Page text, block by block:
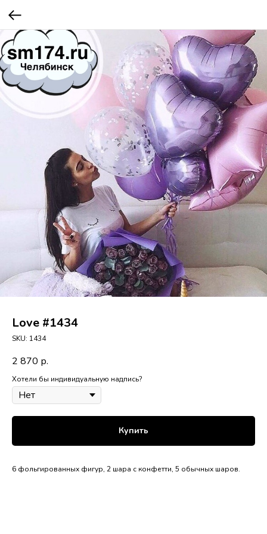
Love #1434
SKU: 1434
2 870 р.
Хотели бы индивидуальную надпись?
Купить
6 фольгированных фигур, 2 шара с конфетти, 5 обычных шаров.